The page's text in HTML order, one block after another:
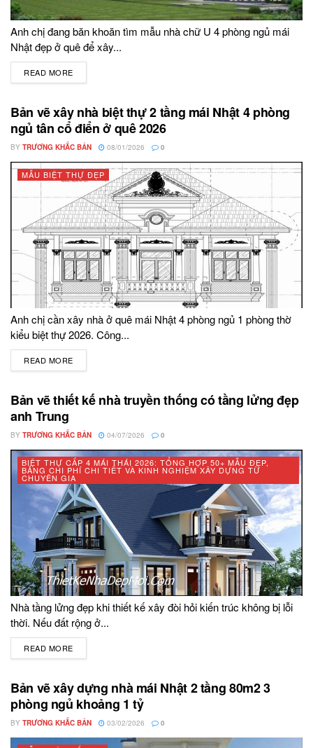
Anh chị đang băn khoăn tìm mẫu nhà chữ U 4 phòng ngủ mái
Nhật đẹp ở quê để xây...
READ MORE
Bản vẽ xây nhà biệt thự 2 tầng mái Nhật 4 phòng
ngủ tân cổ điển ở quê 2026
BY TRƯƠNG KHẮC BẢN 08/01/2026 0
MẪU BIỆT THỰ ĐẸP
Anh chị cần xây nhà ở quê mái Nhật 4 phòng ngủ 1 phòng thờ
kiểu biệt thự 2026. Công...
READ MORE
Bản vẽ thiết kế nhà truyền thống có tầng lửng đẹp
anh Trung
BY TRƯƠNG KHẮC BẢN 04/07/2026 0
BIỆT THỰ CẤP 4 MÁI THÁI 2026: TỔNG HỢP 50+ MẪU ĐẸP,
BẢNG CHI PHÍ CHI TIẾT VÀ KINH NGHIỆM XÂY DỰNG TỪ
CHUYÊN GIA
Nhà tầng lửng đẹp khi thiết kế xây đòi hỏi kiến trúc không bị lỗi
thời. Nếu đất rộng ở...
READ MORE
Bản vẽ xây dựng nhà mái Nhật 2 tầng 80m2 3
phòng ngủ khoảng 1 tỷ
BY TRƯƠNG KHẮC BẢN 03/02/2026 0